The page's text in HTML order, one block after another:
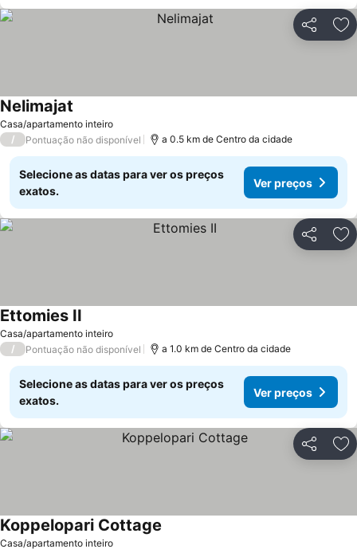
Partilhar
Casa/apartamento inteiro
Nelimajat
/ Pontuação não disponível a 0.5 km de Centro da cidade
Selecione as datas para ver os preços
exatos.
Ver preços
Partilhar
Casa/apartamento inteiro
Ettomies II
/ Pontuação não disponível a 1.0 km de Centro da cidade
Selecione as datas para ver os preços
exatos.
Ver preços
Partilhar
Casa/apartamento inteiro
Koppelopari Cottage